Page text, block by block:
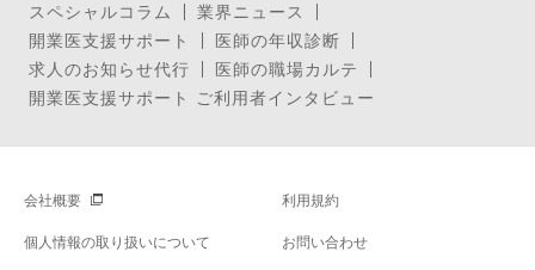
スペシャルコラム
業界ニュース
開業医支援サポート
医師の年収診断
求人のお知らせ代行
医師の職場カルテ
開業医支援サポート ご利用者インタビュー
会社概要 利用規約
個人情報の取り扱いについて お問い合わせ